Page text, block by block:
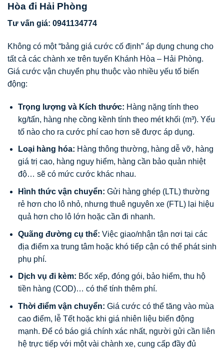
Hòa đi Hải Phòng
Tư vấn giá: 0941134774
Không có một “bảng giá cước cố định” áp dụng chung cho
tất cả các chành xe trên tuyến Khánh Hòa – Hải Phòng.
Giá cước vận chuyển phụ thuộc vào nhiều yếu tố biến
động:
Trọng lượng và Kích thước: Hàng nặng tính theo
kg/tấn, hàng nhẹ cồng kềnh tính theo mét khối (m³). Yếu
tố nào cho ra cước phí cao hơn sẽ được áp dụng.
Loại hàng hóa: Hàng thông thường, hàng dễ vỡ, hàng
giá trị cao, hàng nguy hiểm, hàng cần bảo quản nhiệt
độ… sẽ có mức cước khác nhau.
Hình thức vận chuyển: Gửi hàng ghép (LTL) thường
rẻ hơn cho lô nhỏ, nhưng thuê nguyên xe (FTL) lại hiệu
quả hơn cho lô lớn hoặc cần đi nhanh.
Quãng đường cụ thể: Việc giao/nhận tận nơi tại các
địa điểm xa trung tâm hoặc khó tiếp cận có thể phát sinh
phụ phí.
Dịch vụ đi kèm: Bốc xếp, đóng gói, bảo hiểm, thu hộ
tiền hàng (COD)… có thể tính thêm phí.
Thời điểm vận chuyển: Giá cước có thể tăng vào mùa
cao điểm, lễ Tết hoặc khi giá nhiên liệu biến động
mạnh. Để có báo giá chính xác nhất, người gửi cần liên
hệ trực tiếp với một vài chành xe, cung cấp đầy đủ